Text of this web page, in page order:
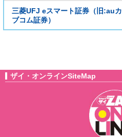
三菱UFJ eスマート証券（旧:auカ
ブコム証券）
ザイ・オンラインSiteMap